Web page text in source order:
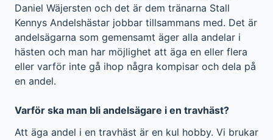
Daniel Wäjersten och det är dem tränarna Stall
Kennys Andelshästar jobbar tillsammans med. Det är
andelsägarna som gemensamt äger alla andelar i
hästen och man har möjlighet att äga en eller flera
eller varför inte gå ihop några kompisar och dela på
en andel.
Varför ska man bli andelsägare i en travhäst?
Att äga andel i en travhäst är en kul hobby. Vi brukar